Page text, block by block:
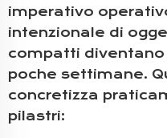
imperativo
intenzionale di
compatti
poche settimane.
concretizza
pilastri: